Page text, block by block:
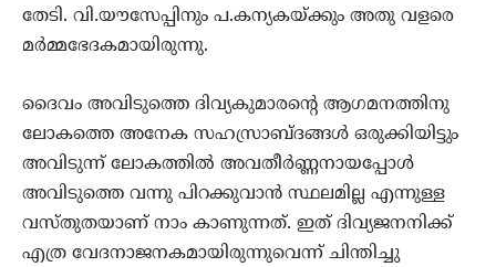
തേടി. വി.യൗസേപ്പിനും പ.കന്യകയ്ക്കും അതു വളരെ
മര്‍മ്മഭേദകമായിരുന്നു.
ദൈവം അവിടുത്തെ ദിവ്യകുമാരന്‍റെ ആഗമനത്തിനു
ലോകത്തെ അനേക സഹസ്രാബ്ദങ്ങള്‍ ഒരുക്കിയിട്ടും
അവിടുന്ന്‍ ലോകത്തില്‍ അവതീര്‍ണ്ണനായപ്പോള്‍
അവിടുത്തെ വന്നു പിറക്കുവാന്‍ സ്ഥലമില്ല എന്നുള്ള
വസ്തുതയാണ് നാം കാണുന്നത്. ഇത് ദിവ്യജനനിക്ക്
എത്ര വേദനാജനകമായിരുന്നുവെന്ന് ചിന്തിച്ചു